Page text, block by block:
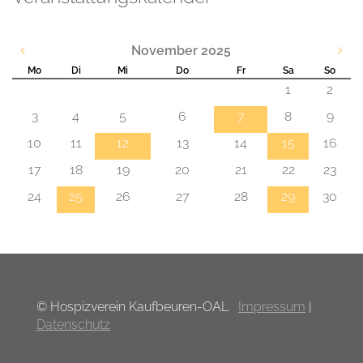
November 2025
Mo Di Mi Do Fr Sa So
1
2
3
4 5 6 7 8
9
10
11 12 13 14 15
16
17
18 19 20 21 22
23
24
25 26 27 28 29 30
© Hospizverein Kaufbeuren-OAL Impressum |
Datenschutz